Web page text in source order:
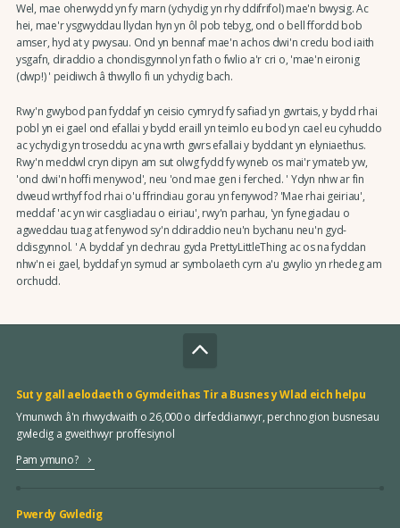
Wel, mae oherwydd yn fy marn (ychydig yn rhy ddifrifol) mae'n bwysig. Ac
hei, mae'r ysgwyddau llydan hyn yn ôl pob tebyg, ond o bell ffordd bob
amser, hyd at y pwysau. Ond yn bennaf mae'n achos dwi'n credu bod iaith
ysgafn, diraddio a chondisgynnol yn fath o fwlio a'r cri o, 'mae'n eironig
(dwp!) ' peidiwch â thwyllo fi un ychydig bach.
Rwy'n gwybod pan fyddaf yn ceisio cymryd fy safiad yn gwrtais, y bydd rhai
pobl yn ei gael ond efallai y bydd eraill yn teimlo eu bod yn cael eu cyhuddo
ac ychydig yn troseddu ac yna wrth gwrs efallai y byddant yn elyniaethus.
Rwy'n meddwl cryn dipyn am sut olwg fydd fy wyneb os mai'r ymateb yw,
'ond dwi'n hoffi menywod', neu 'ond mae gen i ferched. ' Ydyn nhw ar fin
dweud wrthyf fod rhai o'u ffrindiau gorau yn fenywod? 'Mae rhai geiriau',
meddaf 'ac yn wir casgliadau o eiriau', rwy'n parhau, 'yn fynegiadau o
agweddau tuag at fenywod sy'n ddiraddio neu'n bychanu neu'n gyd-
ddisgynnol. ' A byddaf yn dechrau gyda PrettyLittleThing ac os na fyddan
nhw'n ei gael, byddaf yn symud ar symbolaeth cyrn a'u gwylio yn rhedeg am
orchudd.
Sut y gall aelodaeth o Gymdeithas Tir a Busnes y Wlad eich helpu
Ymunwch â'n rhwydwaith o 26,000 o dirfeddianwyr, perchnogion busnesau
gwledig a gweithwyr proffesiynol
Pam ymuno?
Pwerdy Gwledig